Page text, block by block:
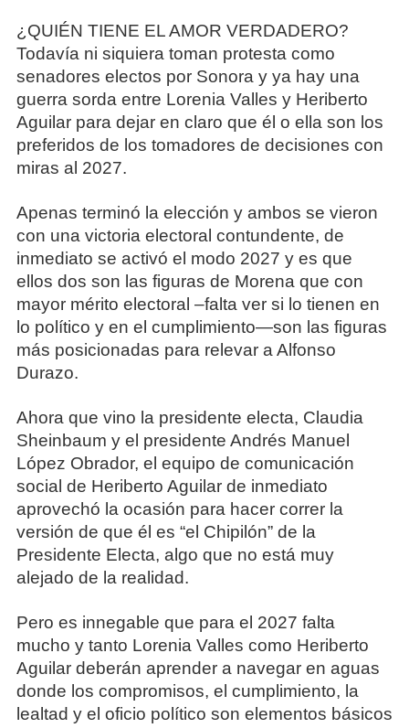
¿QUIÉN TIENE EL AMOR VERDADERO?
Todavía ni siquiera toman protesta como
senadores electos por Sonora y ya hay una
guerra sorda entre Lorenia Valles y Heriberto
Aguilar para dejar en claro que él o ella son los
preferidos de los tomadores de decisiones con
miras al 2027.
Apenas terminó la elección y ambos se vieron
con una victoria electoral contundente, de
inmediato se activó el modo 2027 y es que
ellos dos son las figuras de Morena que con
mayor mérito electoral –falta ver si lo tienen en
lo político y en el cumplimiento—son las figuras
más posicionadas para relevar a Alfonso
Durazo.
Ahora que vino la presidente electa, Claudia
Sheinbaum y el presidente Andrés Manuel
López Obrador, el equipo de comunicación
social de Heriberto Aguilar de inmediato
aprovechó la ocasión para hacer correr la
versión de que él es “el Chipilón” de la
Presidente Electa, algo que no está muy
alejado de la realidad.
Pero es innegable que para el 2027 falta
mucho y tanto Lorenia Valles como Heriberto
Aguilar deberán aprender a navegar en aguas
donde los compromisos, el cumplimiento, la
lealtad y el oficio político son elementos básicos